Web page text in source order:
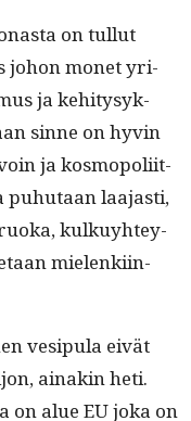
on tul­lut
johon mon­et yri­
ja kehi­tysyk­
sinne on hyvin
ja kos­mopoli­it­
puhutaan laa­jasti,
kulkuy­htey­
mie­lenki­in­
vesip­u­la eivät
ainakin heti.
on alue EU joka on